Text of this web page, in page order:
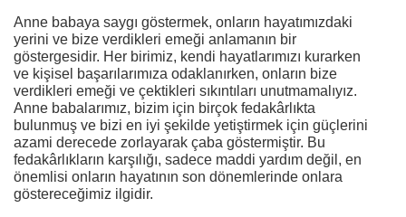
Anne babaya saygı göstermek, onların hayatımızdaki
yerini ve bize verdikleri emeği anlamanın bir
göstergesidir. Her birimiz, kendi hayatlarımızı kurarken
ve kişisel başarılarımıza odaklanırken, onların bize
verdikleri emeği ve çektikleri sıkıntıları unutmamalıyız.
Anne babalarımız, bizim için birçok fedakârlıkta
bulunmuş ve bizi en iyi şekilde yetiştirmek için güçlerini
azami derecede zorlayarak çaba göstermiştir. Bu
fedakârlıkların karşılığı, sadece maddi yardım değil, en
önemlisi onların hayatının son dönemlerinde onlara
göstereceğimiz ilgidir.